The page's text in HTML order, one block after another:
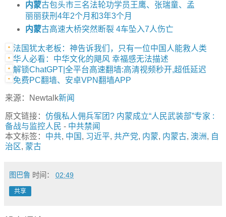
内蒙古包头市三名法轮功学员王鹰、张瑞童、孟
丽丽获刑4年2个月和3年3个月
内蒙古高速大桥突然断裂 4车坠入7人伤亡
法国犹太老板：神告诉我们，只有一位中国人能救人类
华人必看：中华文化的飓风 幸福感无法描述
解锁ChatGPT|全平台高速翻墙:高清视频秒开,超低延迟
免费PC翻墙、安卓VPN翻墙APP
来源：Newtalk新闻
原文链接： 仿俄私人佣兵军团? 内蒙成立“人民武装部”专家 :
备战与监控人民 - 中共禁闻
本文标签： 中共, 中国 , 习近平, 共产党, 内蒙, 内蒙古, 澳洲, 自
治区, 蒙古
图巴鲁 时间： 02:49
共享